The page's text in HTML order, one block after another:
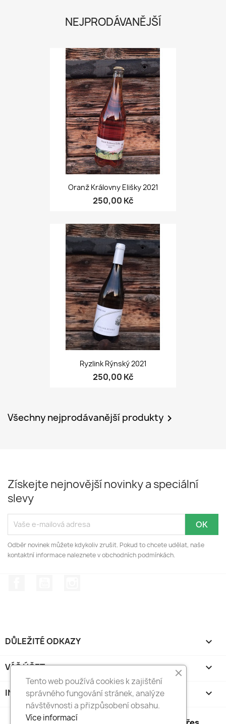
NEJPRODÁVANĚJŠÍ
Oranž Královny Elišky 2021
250,00 Kč
Ryzlink Rýnský 2021
250,00 Kč
Všechny nejprodávanější produkty 
Získejte nejnovější novinky a speciální
slevy
Odběr novinek můžete kdykoliv zrušit. Pokud to chcete udělat, naše
kontaktní informace naleznete v obchodních podmínkách.
DŮLEŽITÉ ODKAZY 
VÁŠ ÚČET 
INFORMACE O OBCHODU keyboard_arrow_down
Tento web používá cookies k zajištění
správného fungování stránek, analýze
návštěvnosti a přizpůsobení obsahu.
Více informací